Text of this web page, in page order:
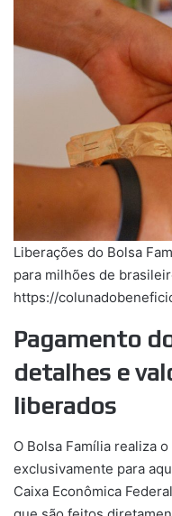
Liberações do Bolsa
para milhões de
https://
Pagamento
detalhes e
liberados
O Bolsa Família realiza
exclusivamente para
Caixa Econômica